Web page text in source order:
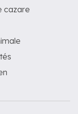
cazare